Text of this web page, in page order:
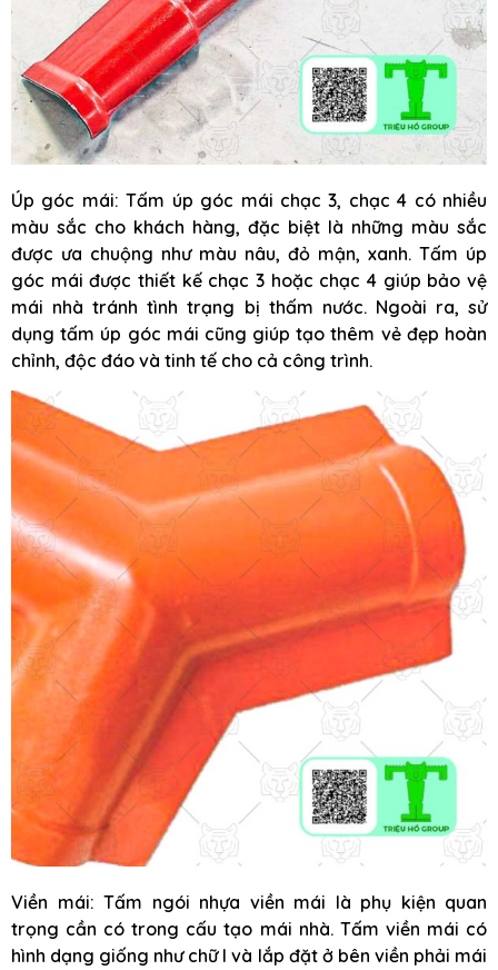
Úp góc mái: Tấm úp góc mái chạc 3, chạc 4 có nhiều
màu sắc cho khách hàng, đặc biệt là những màu sắc
được ưa chuộng như màu nâu, đỏ mận, xanh. Tấm úp
góc mái được thiết kế chạc 3 hoặc chạc 4 giúp bảo vệ
mái nhà tránh tình trạng bị thấm nước. Ngoài ra, sử
dụng tấm úp góc mái cũng giúp tạo thêm vẻ đẹp hoàn
chỉnh, độc đáo và tinh tế cho cả công trình.
Viền mái: Tấm ngói nhựa viền mái là phụ kiện quan
trọng cần có trong cấu tạo mái nhà. Tấm viền mái có
hình dạng giống như chữ I và lắp đặt ở bên viền phải mái